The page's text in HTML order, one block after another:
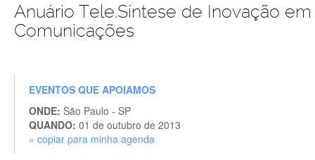
Anuário Tele.Síntese de Inovação em
Comunicações
EVENTOS QUE APOIAMOS
ONDE: São Paulo - SP
QUANDO: 01 de outubro de 2013
» copiar para minha agenda